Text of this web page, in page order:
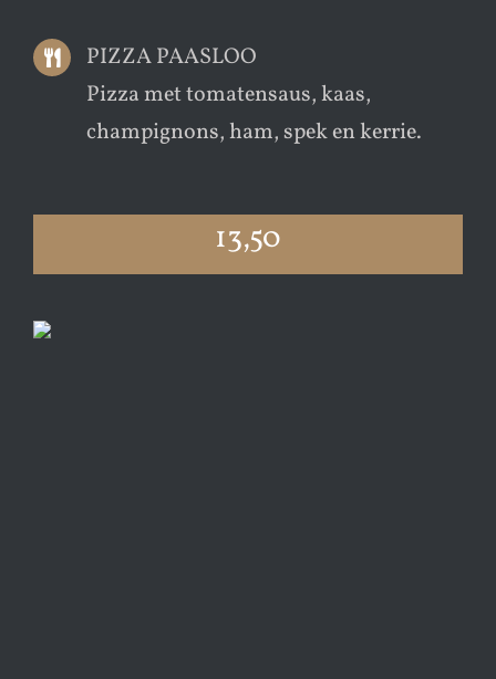
PIZZA PAASLOO
Pizza met tomatensaus, kaas,
champignons, ham, spek en kerrie.
13,50